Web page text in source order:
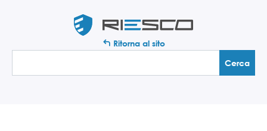
Ritorna al sito